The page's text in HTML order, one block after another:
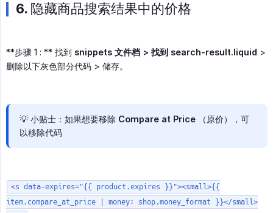
6. 隐藏商品搜索结果中的价格
**步骤 1 : ** 找到 snippets 文件档 > 找到 search-result.liquid >
删除以下灰色部分代码 > 储存。
💡 小贴士：如果想要移除 Compare at Price （原价），可
以移除代码
<s data-expires="{{ product.expires }}"><small>{{
item.compare_at_price | money: shop.money_format }}</small>